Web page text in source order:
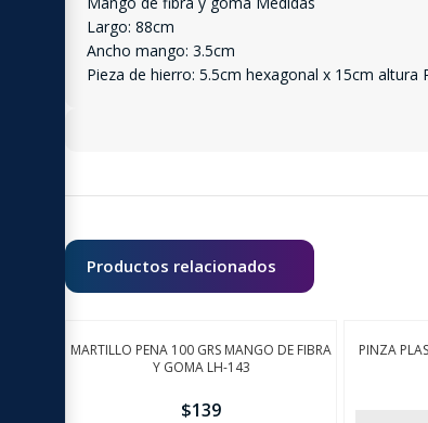
Largo: 88cm
Ancho mango: 3.5cm
Pieza de hierro: 5.5cm hexagonal x 15cm altura
Productos relacionados
MARTILLO PENA 100 GRS MANGO DE FIBRA
Y GOMA LH-143
$139
PINZA